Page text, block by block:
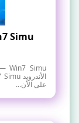
على الأن...